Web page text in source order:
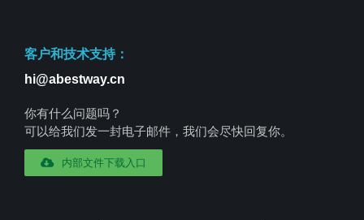
客户和技术支持：
hi@abestway.cn
你有什么问题吗？
可以给我们发一封电子邮件，我们会尽快回复你。
内部文件下载入口